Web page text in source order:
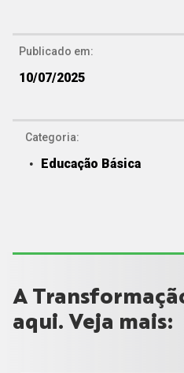
Publicado em:
10/07/2025
Categoria:
Educação Básica
A
aqui. Veja mais: